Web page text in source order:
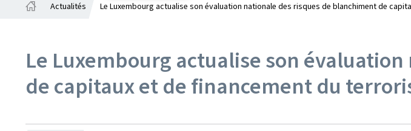
Actualités Le Luxembourg actualise son évaluation nationale des risques de blanchiment de
Le Luxembourg actualise son
de capitaux et de financement du